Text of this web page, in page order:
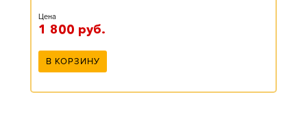
Цена
1 800 руб.
В КОРЗИНУ